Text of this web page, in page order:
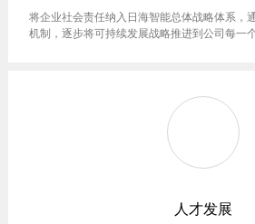
将企业社会责任纳入日海智能总体战略体系，
机制，逐步将可持续发展战略推进到公司每一
人才发展